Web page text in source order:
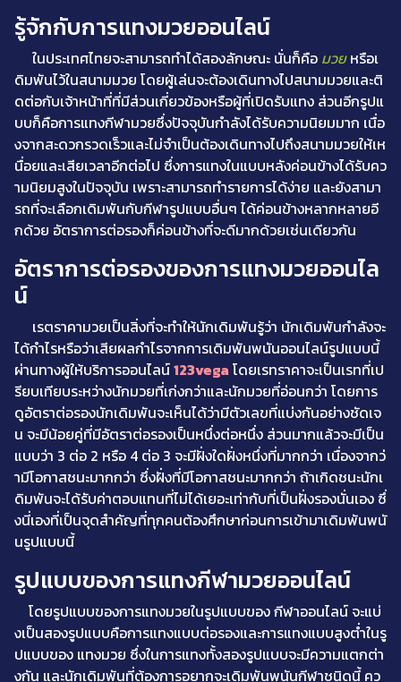
รู้จักกับการแทงมวยออนไลน์
ในประเทศไทยจะสามารถทำได้สองลักษณะ นั่นก็คือ มวยหรือเ
ดิมพันไว้ในสนามมวย โดยผู้เล่นจะต้องเดินทางไปสนามมวยและติ
ดต่อกับเจ้าหน้าที่ที่มีส่วนเกี่ยวข้องหรือผู้ที่เปิดรับแทง ส่วนอีกรูปแ
บบก็คือการแทงกีฬามวยซึ่งปัจจุบันกำลังได้รับความนิยมมาก เนื่อ
งจากสะดวกรวดเร็วและไม่จำเป็นต้องเดินทางไปถึงสนามมวยให้เห
นื่อยและเสียเวลาอีกต่อไป ซึ่งการแทงในแบบหลังค่อนข้างได้รับคว
ามนิยมสูงในปัจจุบัน เพราะสามารถทำรายการได้ง่าย และยังสามา
รถที่จะเลือกเดิมพันกับกีฬารูปแบบอื่นๆ ได้ค่อนข้างหลากหลายอี
กด้วย อัตราการต่อรองก็ค่อนข้างที่จะดีมากด้วยเช่นเดียวกัน
อัตราการต่อรองของการแทงมวยออนไล
น์
เรตราคามวยเป็นสิ่งที่จะทำให้นักเดิมพันรู้ว่า นักเดิมพันกำลังจะ
ได้กำไรหรือว่าเสียผลกำไรจากการเดิมพันพนันออนไลน์รูปแบบนี้
ผ่านทางผู้ให้บริการออนไลน์123vega โดยเรทราคาจะเป็นเรทที่เป
รียบเทียบระหว่างนักมวยที่เก่งกว่าและนักมวยที่อ่อนกว่า โดยการ
ดูอัตราต่อรองนักเดิมพันจะเห็นได้ว่ามีตัวเลขที่แบ่งกันอย่างชัดเจ
น จะมีน้อยคู่ที่มีอัตราต่อรองเป็นหนึ่งต่อหนึ่ง ส่วนมากแล้วจะมีเป็น
แบบว่า 3 ต่อ 2 หรือ 4 ต่อ 3 จะมีฝั่งใดฝั่งหนึ่งที่มากกว่า เนื่องจากว่
ามีโอกาสชนะมากกว่า ซึ่งฝั่งที่มีโอกาสชนะมากกว่า ถ้าเกิดชนะนักเ
ดิมพันจะได้รับค่าตอบแทนที่ไม่ได้เยอะเท่ากับที่เป็นฝั่งรองนั่นเอง ซึ่
งนี่เองที่เป็นจุดสำคัญที่ทุกคนต้องศึกษาก่อนการเข้ามาเดิมพันพนั
นรูปแบบนี้
รูปแบบของการแทงกีฬามวยออนไลน์
โดยรูปแบบของการแทงมวยในรูปแบบของ กีฬาออนไลน์ จะแบ่
งเป็นสองรูปแบบคือการแทงแบบต่อรองและการแทงแบบสูงต่ำในรู
ปแบบของ แทงมวย ซึ่งในการแทงทั้งสองรูปแบบจะมีความแตกต่า
งกัน และนักเดิมพันที่ต้องการอยากจะเดิมพันพนันกีฬาชนิดนี้ คว